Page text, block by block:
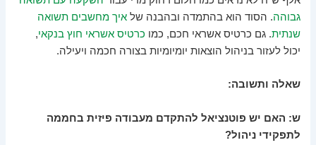
גבוהה. הסוד הוא בהתמדה ובהבנה שלאיך מחשבים תשואה
שנתית. גם כרטיס אשראי חכם, כמו כרטיס אשראי חוץ בנקאי,
יכול לעזור בניהול הוצאות יומיומיות בצורה חכמה ויעילה.
שאלה ותשובה:
ש: האם יש פוטנציאל להתקדם מעבודה פיזית בחממה
לתפקידי ניהול?